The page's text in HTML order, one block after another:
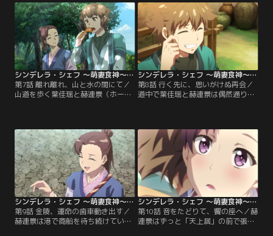
が突如裏切る。実は彼らは既に朝廷
に寝返っていた。葉佳瑶は地下牢か
ら脱出したが、こっそり夏淳于が自
分に無関心なふりをしていたのを聞
き、傷つく。
得がいかない葉佳瑶は飛び乗り、結
局2人で同乗することに。葉佳瑶が
湖心島の「蓮子羹（れんしこう）」
（ハスの実デザート）を求めて来た
ことを話すと、赫連景もその味に興
味を持つ。
シンデレラ・シェフ ～萌妻食神～ 第07話
第7話 離れ離れ、山と水の間にて／
山道を歩く葉佳瑶と赫連景（ホーリ
を作ることに。料理が完成し、赫連
景は葉佳瑶の腕前に感服。2人は楽
しく食事をする。一方、夏淳于は真
相を追い求めるため、葉佳瑶の嫁ぎ
先である魏（ウェイ）家を訪ねる。
シンデレラ・シェフ ～萌妻食神～ 第08話
第8話 行く先に、思いがけぬ再会／
道中で葉佳瑶と赫連景は偶然通りか
瑶は腕を振るい、旅費を稼ぐこと
に。その後、2人は船で揚州（よう
しゅう）に到着。赫連景は桟橋で夏
淳于に捕まるが、葉佳瑶は隠れたま
ま。葉佳瑶は、夏淳于が赫連景を家
に連れて帰るつもりだと知る。
シンデレラ・シェフ ～萌妻食神～ 第09話
第9話 金陵、運命の歯車動き出す／
赫連景は港で商船を待ち続けていた
シンデレラ・シェフ ～萌妻食神～ 第10話
第10話 音をたどりて、饗の座へ／赫
連景はずっと「天上居」の前で張り